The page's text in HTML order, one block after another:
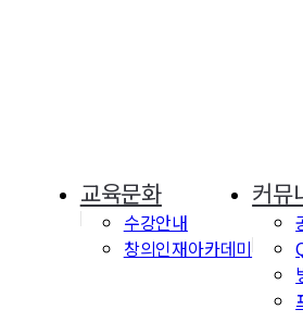
교육문화
수강안내
창의인재아카데미
커뮤